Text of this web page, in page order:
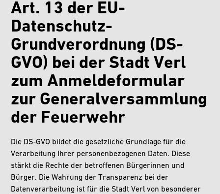
Art. 13 der EU-
Datenschutz-
Grundverordnung (DS-
GVO) bei der Stadt Verl
zum Anmeldeformular
zur Generalversammlung
der Feuerwehr
Die DS-GVO bildet die gesetzliche Grundlage für die
Verarbeitung Ihrer personenbezogenen Daten. Diese
stärkt die Rechte der betroffenen Bürgerinnen und
Bürger. Die Wahrung der Transparenz bei der
Datenverarbeitung ist für die Stadt Verl von besonderer